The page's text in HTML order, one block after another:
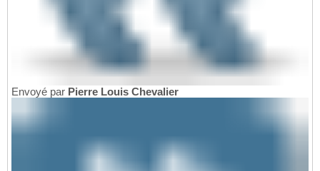
Envoyé par Pierre Louis Chevalier